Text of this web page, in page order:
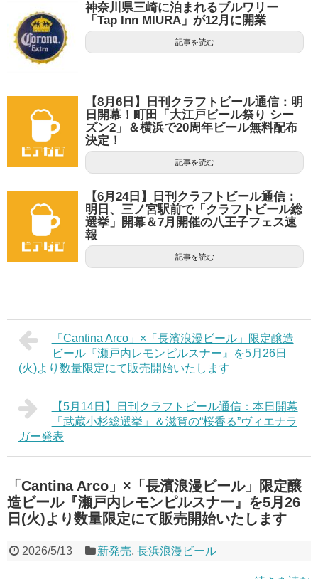
神奈川県三崎に泊まれるブルワリー
「Tap Inn MIURA」が12月に開業
記事を読む
【8月6日】日刊クラフトビール通信：明
日開幕！町田「大江戸ビール祭り シー
ズン2」＆横浜で20周年ビール無料配布
決定！
記事を読む
【6月24日】日刊クラフトビール通信：
明日、三ノ宮駅前で「クラフトビール総
選挙」開幕＆7月開催の八王子フェス速
報
記事を読む
「Cantina Arco」×「長濱浪漫ビール」限定醸造
ビール『瀬戸内レモンピルスナー』を5月26日
(火)より数量限定にて販売開始いたします
【5月14日】日刊クラフトビール通信：本日開幕
「武蔵小杉総選挙」＆滋賀の“桜香る”ヴィエナラ
ガー発表
「Cantina Arco」×「長濱浪漫ビール」限定醸
造ビール『瀬戸内レモンピルスナー』を5月26
日(火)より数量限定にて販売開始いたします
2026/5/13 新発売,長浜浪漫ビール